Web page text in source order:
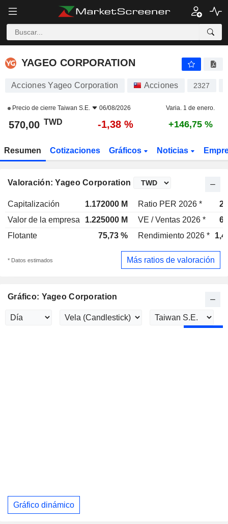
YAGEO CORPORATION
YAGEO CORPORATION
Acciones Yageo Corporation Acciones 2327
Precio de cierre Taiwan S.E. 06/08/2026 Varia. 1 de enero.
570,00 TWD -1,38 % +146,75 %
Resumen Cotizaciones Gráficos Noticias
Valoración: Yageo Corporation
Capitalización 1.172000 M Ratio PER 2026 *
Valor de la empresa
1.225000 M VE / Ventas 2026 *
Flotante
75,73 % Rendimiento 2026 *
* Datos estimados Más ratios de valoración
Gráfico: Yageo Corporation
Gráfico dinámico